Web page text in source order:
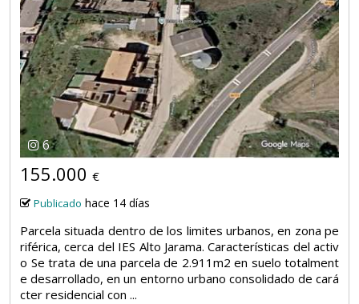
6
155.000 €
Publicado hace 14 días
Parcela situada dentro de los limites urbanos, en zona pe
riférica, cerca del IES Alto Jarama. Características del activ
o Se trata de una parcela de 2.911m2 en suelo totalment
e desarrollado, en un entorno urbano consolidado de cará
cter residencial con ...